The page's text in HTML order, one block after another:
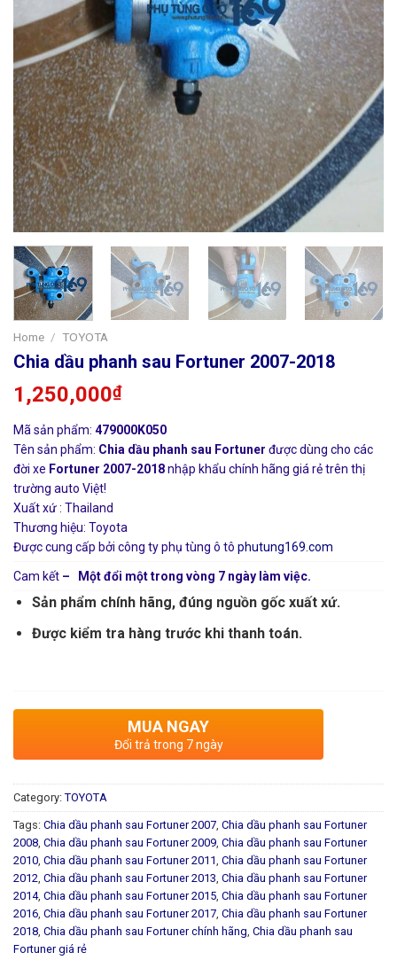
Home / TOYOTA
Chia dầu phanh sau Fortuner 2007-2018
1,250,000₫
Mã sản phẩm: 479000K050
Tên sản phẩm: Chia dầu phanh sau Fortuner được dùng cho các
đời xe Fortuner 2007-2018nhập khẩu chính hãng giá rẻ trên thị
trường auto Việt!
Xuất xứ : Thailand
Thương hiệu: Toyota
Được cung cấp bởi công ty phụ tùng ô tô phutung169.com
Cam kết – Một đổi một trong vòng 7 ngày làm việc.
Sản phẩm chính hãng, đúng nguồn gốc xuất xứ.
Được kiểm tra hàng trước khi thanh toán.
MUA NGAY
Đổi trả trong 7 ngày
Category: TOYOTA
Tags: Chia dầu phanh sau Fortuner 2007, Chia dầu phanh sau Fortuner
2008, Chia dầu phanh sau Fortuner 2009, Chia dầu phanh sau Fortuner
2010, Chia dầu phanh sau Fortuner 2011, Chia dầu phanh sau Fortuner
2012, Chia dầu phanh sau Fortuner 2013, Chia dầu phanh sau Fortuner
2014, Chia dầu phanh sau Fortuner 2015, Chia dầu phanh sau Fortuner
2016, Chia dầu phanh sau Fortuner 2017, Chia dầu phanh sau Fortuner
2018, Chia dầu phanh sau Fortuner chính hãng, Chia dầu phanh sau
Fortuner giá rẻ